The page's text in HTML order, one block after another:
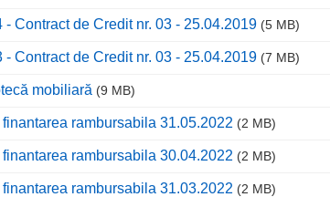
- Contract de Credit nr. 03 - 25.04.2019 (5 MB)
- Contract de Credit nr. 03 - 25.04.2019 (7 MB)
mobiliară (9 MB)
rambursabila 31.05.2022 (2 MB)
rambursabila 30.04.2022 (2 MB)
rambursabila 31.03.2022 (2 MB)